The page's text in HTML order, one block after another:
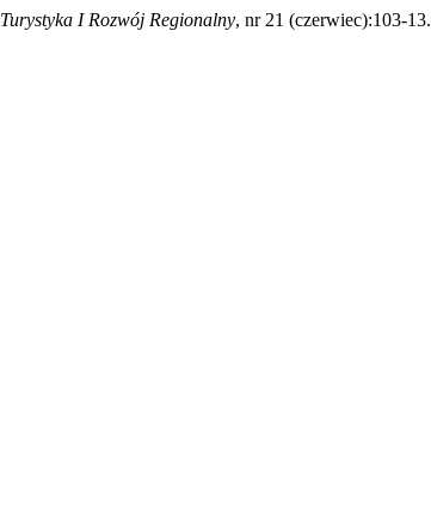
Turystyka I Rozwój Regionalny, nr 21 (czerwiec):103-13.